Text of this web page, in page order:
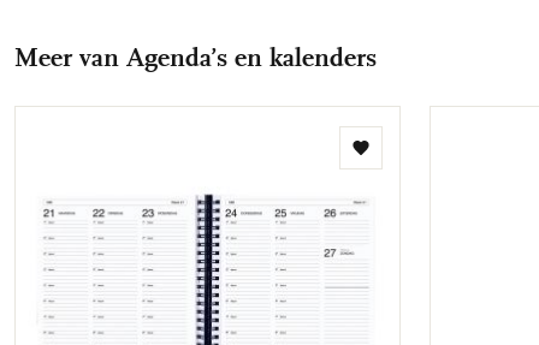
mail
Meer van Agenda’s en kalenders
Toevoegen
verlanglijst